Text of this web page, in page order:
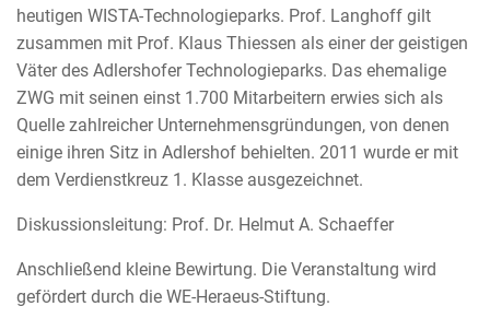
heutigen WISTA-Technologieparks. Prof. Langhoff gilt
zusammen mit Prof. Klaus Thiessen als einer der geistigen
Väter des Adlershofer Technologieparks. Das ehemalige
ZWG mit seinen einst 1.700 Mitarbeitern erwies sich als
Quelle zahlreicher Unternehmensgründungen, von denen
einige ihren Sitz in Adlershof behielten. 2011 wurde er mit
dem Verdienstkreuz 1. Klasse ausgezeichnet.
Diskussionsleitung: Prof. Dr. Helmut A. Schaeffer
Anschließend kleine Bewirtung. Die Veranstaltung wird
gefördert durch die WE-Heraeus-Stiftung.